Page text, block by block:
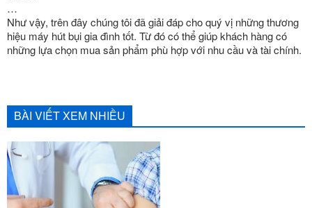
…
Như vậy, trên đây chúng tôi đã giải đáp cho quý vị những thương
hiệu máy hút bụi gia đình tốt. Từ đó có thể giúp khách hàng có
những lựa chọn mua sản phẩm phù hợp với nhu cầu và tài chính.
BÀI VIẾT XEM NHIỀU